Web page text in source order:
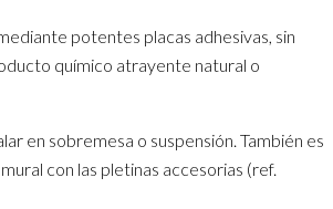
potentes placas adhesivas, sin
químico atrayente natural o
en sobremesa o suspensión. También es
con las pletinas accesorias (ref.